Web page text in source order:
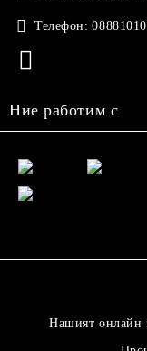
Телефон:
Ние работим с
Нашият онлайн